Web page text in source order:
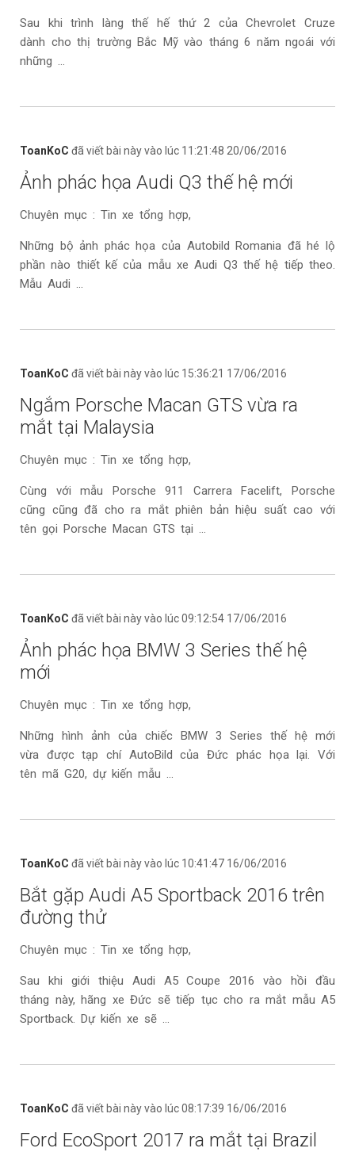
Sau khi trình làng thế hế thứ 2 của Chevrolet Cruze
dành cho thị trường Bắc Mỹ vào tháng 6 năm ngoái với
những ...
ToanKoC đã viết bài này vào lúc 11:21:48 20/06/2016
Ảnh phác họa Audi Q3 thế hệ mới
Chuyên mục : Tin xe tổng hợp,
Những bộ ảnh phác họa của Autobild Romania đã hé lộ
phần nào thiết kế của mẫu xe Audi Q3 thế hệ tiếp theo.
Mẫu Audi ...
ToanKoC đã viết bài này vào lúc 15:36:21 17/06/2016
Ngắm Porsche Macan GTS vừa ra
mắt tại Malaysia
Chuyên mục : Tin xe tổng hợp,
Cùng với mẫu Porsche 911 Carrera Facelift, Porsche
cũng cũng đã cho ra mắt phiên bản hiệu suất cao với
tên gọi Porsche Macan GTS tại ...
ToanKoC đã viết bài này vào lúc 09:12:54 17/06/2016
Ảnh phác họa BMW 3 Series thế hệ
mới
Chuyên mục : Tin xe tổng hợp,
Những hình ảnh của chiếc BMW 3 Series thế hệ mới
vừa được tạp chí AutoBild của Đức phác họa lại. Với
tên mã G20, dự kiến mẫu ...
ToanKoC đã viết bài này vào lúc 10:41:47 16/06/2016
Bắt gặp Audi A5 Sportback 2016 trên
đường thử
Chuyên mục : Tin xe tổng hợp,
Sau khi giới thiệu Audi A5 Coupe 2016 vào hồi đầu
tháng này, hãng xe Đức sẽ tiếp tục cho ra mắt mẫu A5
Sportback. Dự kiến xe sẽ ...
ToanKoC đã viết bài này vào lúc 08:17:39 16/06/2016
Ford EcoSport 2017 ra mắt tại Brazil